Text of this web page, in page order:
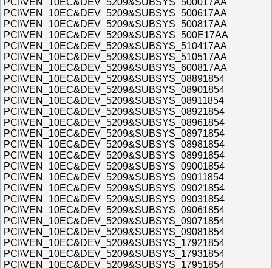
PCI\VEN_10EC&DEV_5209&SUBSYS_500017AA
PCI\VEN_10EC&DEV_5209&SUBSYS_500617AA
PCI\VEN_10EC&DEV_5209&SUBSYS_500817AA
PCI\VEN_10EC&DEV_5209&SUBSYS_500E17AA
PCI\VEN_10EC&DEV_5209&SUBSYS_510417AA
PCI\VEN_10EC&DEV_5209&SUBSYS_510517AA
PCI\VEN_10EC&DEV_5209&SUBSYS_600817AA
PCI\VEN_10EC&DEV_5209&SUBSYS_08891854
PCI\VEN_10EC&DEV_5209&SUBSYS_08901854
PCI\VEN_10EC&DEV_5209&SUBSYS_08911854
PCI\VEN_10EC&DEV_5209&SUBSYS_08921854
PCI\VEN_10EC&DEV_5209&SUBSYS_08961854
PCI\VEN_10EC&DEV_5209&SUBSYS_08971854
PCI\VEN_10EC&DEV_5209&SUBSYS_08981854
PCI\VEN_10EC&DEV_5209&SUBSYS_08991854
PCI\VEN_10EC&DEV_5209&SUBSYS_09001854
PCI\VEN_10EC&DEV_5209&SUBSYS_09011854
PCI\VEN_10EC&DEV_5209&SUBSYS_09021854
PCI\VEN_10EC&DEV_5209&SUBSYS_09031854
PCI\VEN_10EC&DEV_5209&SUBSYS_09061854
PCI\VEN_10EC&DEV_5209&SUBSYS_09071854
PCI\VEN_10EC&DEV_5209&SUBSYS_09081854
PCI\VEN_10EC&DEV_5209&SUBSYS_17921854
PCI\VEN_10EC&DEV_5209&SUBSYS_17931854
PCI\VEN_10EC&DEV_5209&SUBSYS_17951854